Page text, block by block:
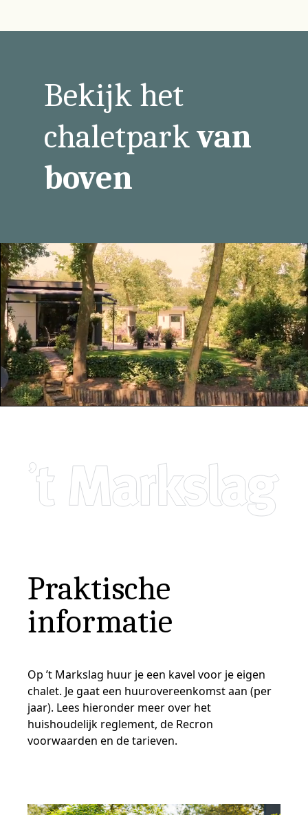
Bekijk het
chaletparkvan
boven
Praktische
informatie
Op ’t Markslag huur je een kavel voor je eigen
chalet. Je gaat een huurovereenkomst aan (per
jaar). Lees hieronder meer over het
huishoudelijk reglement, de Recron
voorwaarden en de tarieven.